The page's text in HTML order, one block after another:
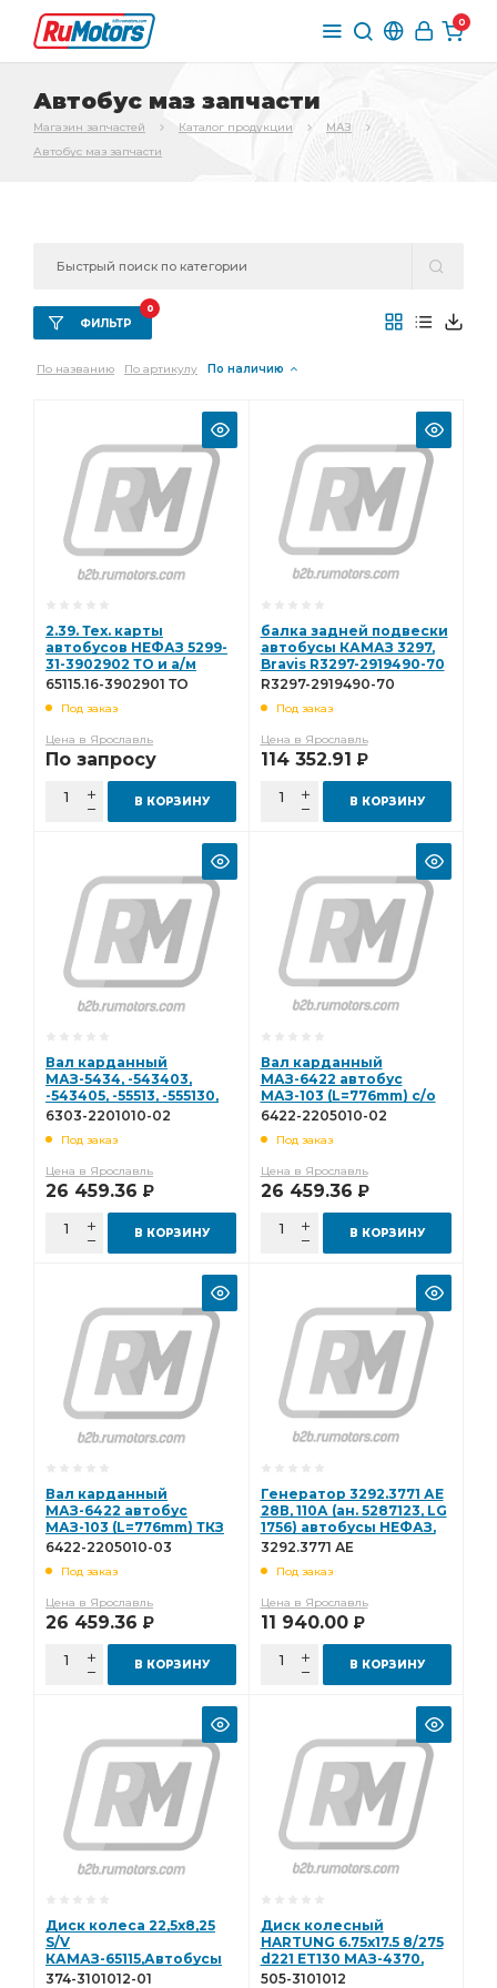
0
Автобус маз запчасти
Магазин запчастей Каталог продукции
МАЗ
Автобус маз запчасти
ФИЛЬТР
0
По названию По артикулу По наличию
2.39. Тех. карты
автобусов НЕФАЗ 5299-
31-3902902 ТО и а/м
КАМАЗ 65115.16-3902901
65115.16-3902901 ТО
65115.16-3902901 ТО
Под заказ
Цена в Ярославль
По запросу
В КОРЗИНУ
балка задней подвески
автобусы КАМАЗ 3297,
Bravis R3297-2919490-70
R3297-2919490-70
Под заказ
Цена в Ярославль
114 352.91 Р
В КОРЗИНУ
Вал карданный
МАЗ-5434, -543403,
-543405, -55513, -555130,
-6422 автобус МАЗ-103
2201010-02
6303-2201010-02
Под заказ
Цена в Ярославль
26 459.36 Р
В КОРЗИНУ
Вал карданный
МАЗ-6422 автобус
МАЗ-103 (L=776mm) с/о
ТКЗ 6422-2205010-02
6422-2205010-02
Под заказ
Цена в Ярославль
26 459.36 Р
В КОРЗИНУ
Вал карданный
МАЗ-6422 автобус
МАЗ-103 (L=776mm) ТКЗ
6422-2205010-03
6422-2205010-03
Под заказ
Цена в Ярославль
26 459.36 Р
В КОРЗИНУ
Генератор 3292.3771 АЕ
28В, 110А (ан. 5287123, LG
1756) автобусы НЕФАЗ,
КАМАЗ 3292.3771 АЕ
3292.3771 АЕ
Под заказ
Цена в Ярославль
11 940.00 Р
В КОРЗИНУ
Диск колеса 22,5х8,25
S/V
КАМАЗ-65115,Автобусы
ЛАЗ, ЛИАЗ, Волгабас,
374-3101012-01
Диск колесный
HARTUNG 6.75x17.5 8/275
d221 ET130 МАЗ-4370,
автобус МАЗ-106, 256,
505-3101012